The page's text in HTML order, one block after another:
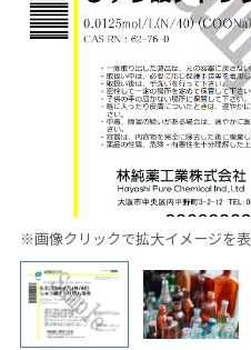
※画像クリックで拡大イメージを